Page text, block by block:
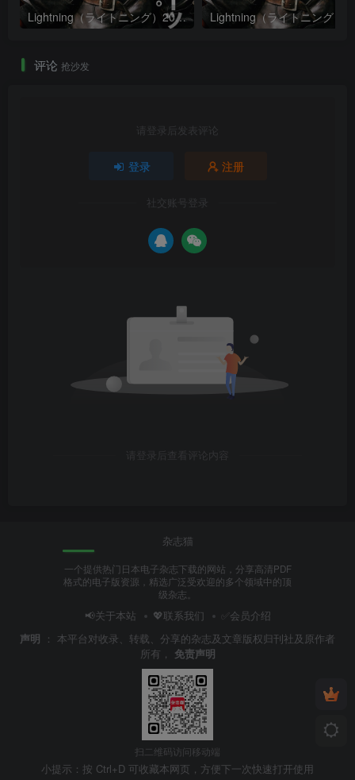
Lightning（ライトニング）2026年1月号
评论 抢沙发
请登录后发表评论
登录 注册
社交账号登录
请登录后查看评论内容
杂志猫
一个提供热门日本电子杂志下载的网站，分享高清PDF
格式的电子版资源，精选广泛受欢迎的多个领域中的顶
级杂志。
📢关于本站 💖联系我们
✅会员介绍
声明 ： 本平台对收录、转载、分享的杂志及文章版权归刊社及原作者
所有， 免责声明
扫二维码访问移动端
小提示：按 Ctrl+D 可收藏本网页，方便下一次快速打开使用